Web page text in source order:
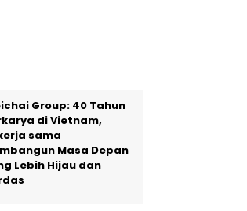
Group: 40 Tahun
di Vietnam,
sama
Masa Depan
Lebih Hijau dan